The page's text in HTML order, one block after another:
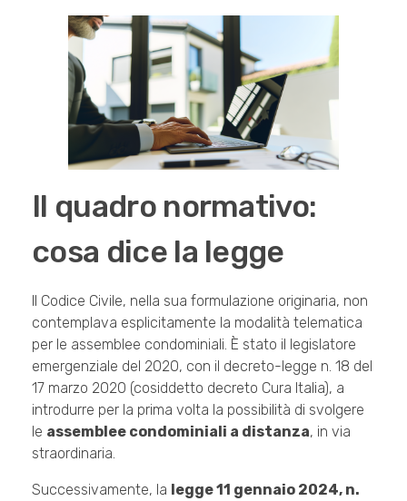
Il quadro normativo:
cosa dice la legge
Il Codice Civile, nella sua formulazione originaria, non
contemplava esplicitamente la modalità telematica
per le assemblee condominiali. È stato il legislatore
emergenziale del 2020, con il decreto-legge n. 18 del
17 marzo 2020 (cosiddetto decreto Cura Italia), a
introdurre per la prima volta la possibilità di svolgere
le assemblee condominiali a distanza, in via
straordinaria.
Successivamente, la legge 11 gennaio 2024, n.